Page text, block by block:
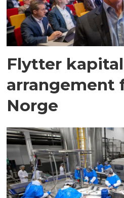
Flytter
arrangement
Norge